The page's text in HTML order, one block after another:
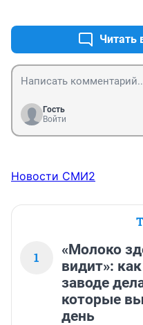
Читать
Гость
Войти
Новости СМИ2
1
«Молоко
видит»:
заводе
которые
день